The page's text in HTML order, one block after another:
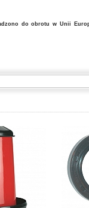
do obrotu w Unii